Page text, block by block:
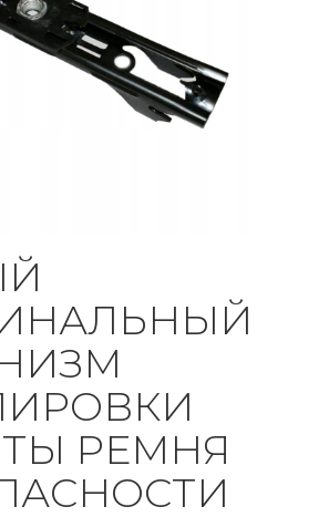
РЕМНЯ